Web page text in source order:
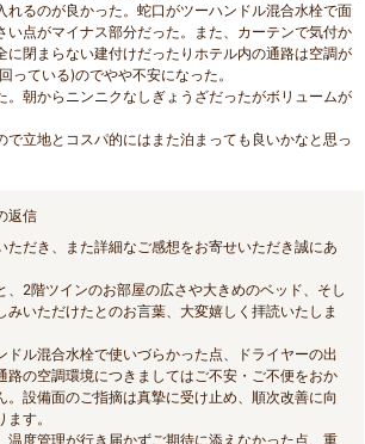
れるのが良かった。蛇口がツーハンドル混合水栓で面
い点がマイナス部分だった。また、カーテンで気付か
に閉まらない建付けだったりホテル内の通路は空調が
っている)のでやや不安になった。
。朝からニンニクなしぎょうざだったがボリュームが
で立地とコスパ的にはまた泊まっても良いかなと思っ
返信
ただき、また詳細なご感想をお寄せいただき誠にあ
、2階ツインのお部屋の広さや大きめのベッド、そし
みいただけたとのお言葉、大変嬉しく拝読いたしま
ドル混合水栓で使いづらかった点、ドライヤーの出
路の空調環境につきましてはご不安・ご不便をおか
。設備面のご指摘は真摯に受け止め、順次改善に向
す。
温度管理が行き届かずご期待に添えなかった点、重